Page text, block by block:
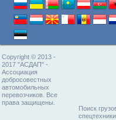
Copyright © 2013 -
2017 "АСДАП" -
Ассоциация
добросовестных
автомобильных
перевозчиков. Все
права защищены.
Поиск
спецтехники.